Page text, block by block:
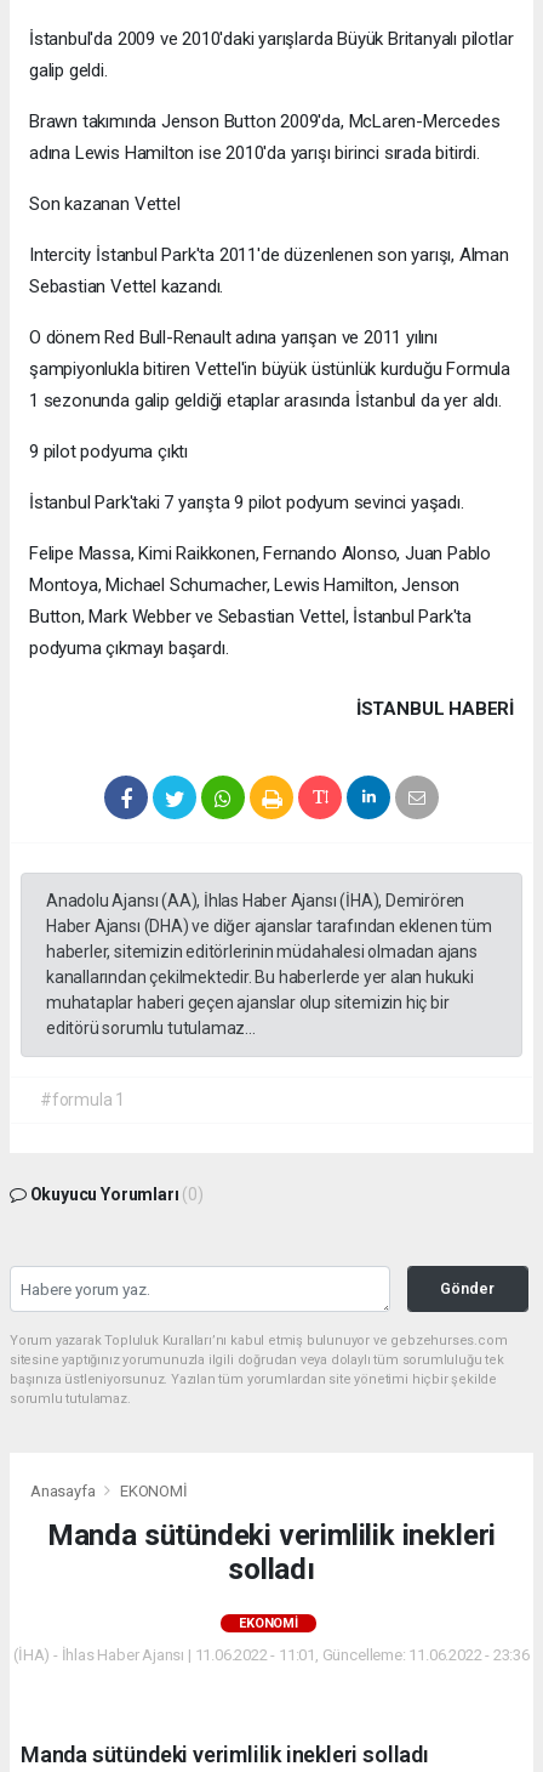
İstanbul'da 2009 ve 2010'daki yarışlarda Büyük Britanyalı pilotlar
galip geldi.
Brawn takımında Jenson Button 2009'da, McLaren-Mercedes
adına Lewis Hamilton ise 2010'da yarışı birinci sırada bitirdi.
Son kazanan Vettel
Intercity İstanbul Park'ta 2011'de düzenlenen son yarışı, Alman
Sebastian Vettel kazandı.
O dönem Red Bull-Renault adına yarışan ve 2011 yılını
şampiyonlukla bitiren Vettel'in büyük üstünlük kurduğu Formula
1 sezonunda galip geldiği etaplar arasında İstanbul da yer aldı.
9 pilot podyuma çıktı
İstanbul Park'taki 7 yarışta 9 pilot podyum sevinci yaşadı.
Felipe Massa, Kimi Raikkonen, Fernando Alonso, Juan Pablo
Montoya, Michael Schumacher, Lewis Hamilton, Jenson
Button, Mark Webber ve Sebastian Vettel, İstanbul Park'ta
podyuma çıkmayı başardı.
İSTANBUL HABERİ
Anadolu Ajansı (AA), İhlas Haber Ajansı (İHA), Demirören
Haber Ajansı (DHA) ve diğer ajanslar tarafından eklenen tüm
haberler, sitemizin editörlerinin müdahalesi olmadan ajans
kanallarından çekilmektedir. Bu haberlerde yer alan hukuki
muhataplar haberi geçen ajanslar olup sitemizin hiç bir
editörü sorumlu tutulamaz...
#formula 1
Okuyucu Yorumları (0)
Gönder
Yorum yazarak Topluluk Kuralları’nı kabul etmiş bulunuyor ve gebzehurses.com
sitesine yaptığınız yorumunuzla ilgili doğrudan veya dolaylı tüm sorumluluğu tek
başınıza üstleniyorsunuz. Yazılan tüm yorumlardan site yönetimi hiçbir şekilde
sorumlu tutulamaz.
Anasayfa EKONOMİ
Manda sütündeki verimlilik inekleri
solladı
EKONOMİ
(İHA) - İhlas Haber Ajansı | 11.06.2022 - 11:01, Güncelleme: 11.06.2022 - 23:36
Manda sütündeki verimlilik inekleri solladı